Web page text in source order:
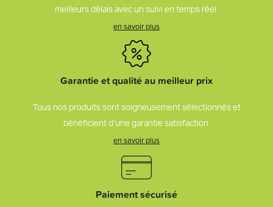
meilleurs délais avec un suivi en temps réel.
en savoir plus
Garantie et qualité au meilleur prix
Tous nos produits sont soigneusement sélectionnés et
bénéficient d’une garantie satisfaction.
en savoir plus
Paiement sécurisé